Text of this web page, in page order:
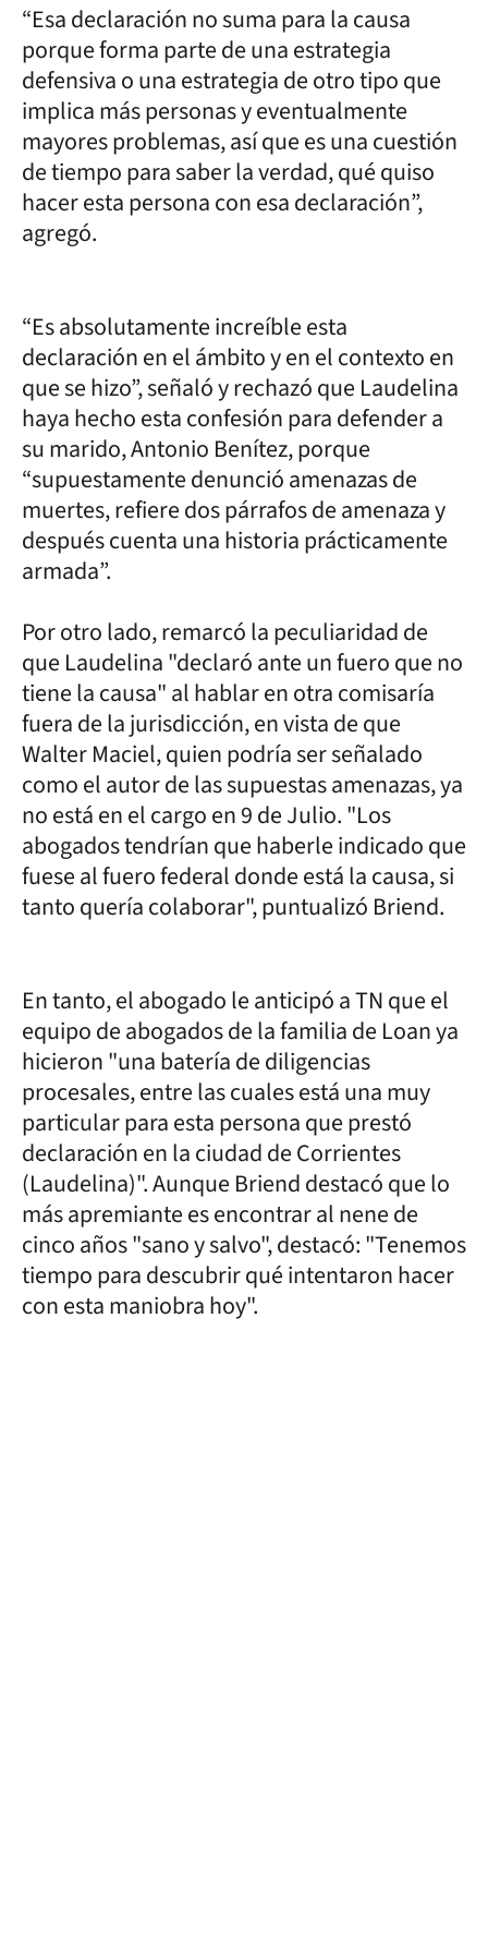
“Esa declaración no suma para la causa
porque forma parte de una estrategia
defensiva o una estrategia de otro tipo que
implica más personas y eventualmente
mayores problemas, así que es una cuestión
de tiempo para saber la verdad, qué quiso
hacer esta persona con esa declaración”,
agregó.
“Es absolutamente increíble esta
declaración en el ámbito y en el contexto en
que se hizo”, señaló y rechazó que Laudelina
haya hecho esta confesión para defender a
su marido, Antonio Benítez, porque
“supuestamente denunció amenazas de
muertes, refiere dos párrafos de amenaza y
después cuenta una historia prácticamente
armada”.
Por otro lado, remarcó la peculiaridad de
que Laudelina "declaró ante un fuero que no
tiene la causa" al hablar en otra comisaría
fuera de la jurisdicción, en vista de que
Walter Maciel, quien podría ser señalado
como el autor de las supuestas amenazas, ya
no está en el cargo en 9 de Julio. "Los
abogados tendrían que haberle indicado que
fuese al fuero federal donde está la causa, si
tanto quería colaborar", puntualizó Briend.
En tanto, el abogado le anticipó a TN que el
equipo de abogados de la familia de Loan ya
hicieron "una batería de diligencias
procesales, entre las cuales está una muy
particular para esta persona que prestó
declaración en la ciudad de Corrientes
(Laudelina)". Aunque Briend destacó que lo
más apremiante es encontrar al nene de
cinco años "sano y salvo", destacó: "Tenemos
tiempo para descubrir qué intentaron hacer
con esta maniobra hoy".